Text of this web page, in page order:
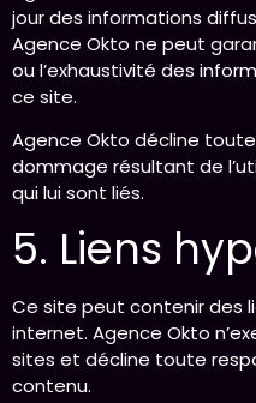
jour des informations
Agence Okto ne peut
ou l’exhaustivité des
ce site.
Agence Okto décline
dommage résultant de
qui lui sont liés.
5. Liens
Ce site peut contenir des
internet. Agence Okto
sites et décline toute
contenu.